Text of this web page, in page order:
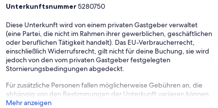
Unterkunftsnummer5280750
Diese Unterkunft wird von einem privaten Gastgeber verwaltet
(eine Partei, die nicht im Rahmen ihrer gewerblichen, geschäftlichen
oder beruflichen Tätigkeit handelt). Das EU-Verbraucherrecht,
einschließlich Widerrufsrecht, gilt nicht für deine Buchung, sie wird
jedoch von den vom privaten Gastgeber festgelegten
Stornierungsbedingungen abgedeckt.
Für zusätzliche Personen fallen möglicherweise Gebühren an, die
abhängig von den Bestimmungen der Unterkunft variieren können.
Mehr anzeigen